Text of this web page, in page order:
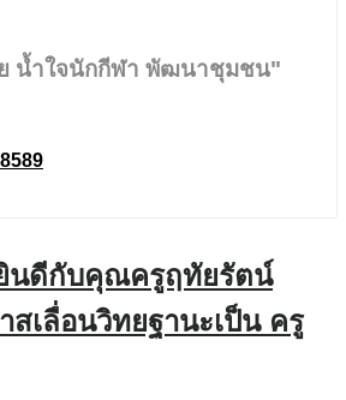
น้ำใจนักกีฬา พัฒนาชุมชน"
นดีกับคุณครูฤทัยรัตน์
สเลื่อนวิทยฐานะเป็น ครู